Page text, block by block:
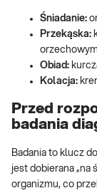
Śniadanie:
Przekąska:
Obiad:
Kolacja:
Przed
badania
Badania to klucz
jest dobierana „na
organizmu, co